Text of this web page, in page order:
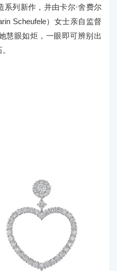
系列新作，并由卡尔·舍费尔
Scheufele）女士亲自监督
慧眼如炬，一眼即可辨别出